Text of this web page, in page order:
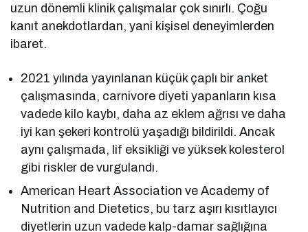
uzun dönemli klinik çalışmalar çok sınırlı. Çoğu
kanıt anekdotlardan, yani kişisel deneyimlerden
ibaret.
2021 yılında yayınlanan küçük çaplı bir anket
çalışmasında, carnivore diyeti yapanların kısa
vadede kilo kaybı, daha az eklem ağrısı ve daha
iyi kan şekeri kontrolü yaşadığı bildirildi. Ancak
aynı çalışmada, lif eksikliği ve yüksek kolesterol
gibi riskler de vurgulandı.
American Heart Association ve Academy of
Nutrition and Dietetics, bu tarz aşırı kısıtlayıcı
diyetlerin uzun vadede kalp-damar sağlığına